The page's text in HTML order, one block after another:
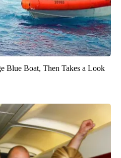
Blue Boat, Then Takes a Look